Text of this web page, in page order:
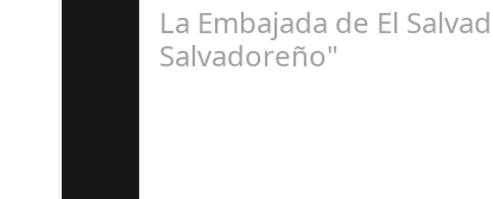
La Embajada de El
Salvadoreño"